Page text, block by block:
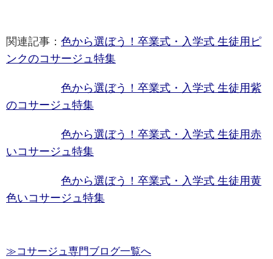
関連記事： 色から選ぼう！卒業式・入学式 生徒用ピ
ンクのコサージュ特集
色から選ぼう！卒業式・入学式 生徒用紫
のコサージュ特集
色から選ぼう！卒業式・入学式 生徒用赤
いコサージュ特集
色から選ぼう！卒業式・入学式 生徒用黄
色いコサージュ特集
≫コサージュ専門ブログ一覧へ